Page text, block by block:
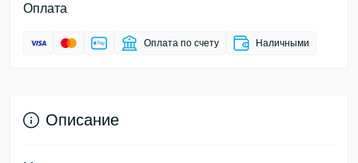
Оплата
Оплата по счету Наличными
Описание